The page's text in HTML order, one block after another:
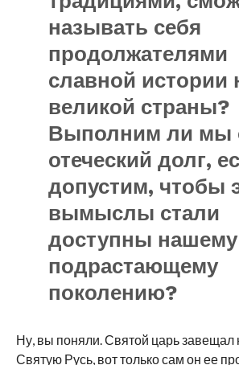
называть себя
продолжателями
славной истории
великой страны?
Выполним ли мы
отеческий долг,
допустим, чтобы
вымыслы стали
доступны нашему
подрастающему
поколению?
Ну, вы поняли. Святой царь завещал
Святую Русь, вот только сам он ее